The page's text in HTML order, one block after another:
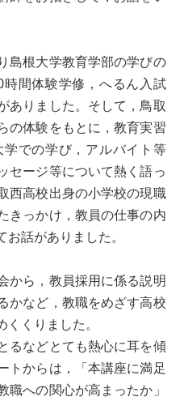
島根大学教育学部の学びの
間体験学修，へるん入試
ありました。そして，鳥取
の体験をもとに，教育実習
での学び，アルバイト等
セージ等について熱く語っ
西高校出身の小学校の現職
きっかけ，教員の仕事の内
話がありました。
から，教員採用に係る説明
かなど，教職をめざす高校
くりました。
るなどとても熱心に耳を傾
トからは，「本講座に満足
への関心が高まったか」